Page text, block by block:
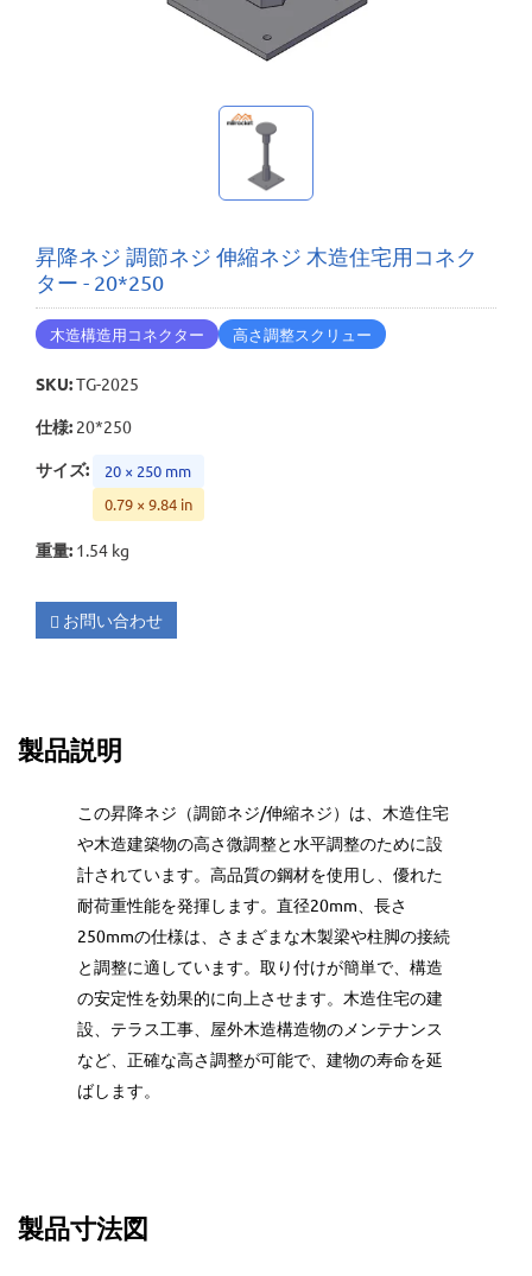
昇降ネジ 調節ネジ 伸縮ネジ 木造住宅用コネク
ター - 20*250
木造構造用コネクター 高さ調整スクリュー
SKU:TG-2025
仕様: 20*250
サイズ:
20 × 250 mm
0.79 × 9.84 in
重量: 1.54 kg
お問い合わせ
製品説明
この昇降ネジ（調節ネジ/伸縮ネジ）は、木造住宅
や木造建築物の高さ微調整と水平調整のために設
計されています。高品質の鋼材を使用し、優れた
耐荷重性能を発揮します。直径20mm、長さ
250mmの仕様は、さまざまな木製梁や柱脚の接続
と調整に適しています。取り付けが簡単で、構造
の安定性を効果的に向上させます。木造住宅の建
設、テラス工事、屋外木造構造物のメンテナンス
など、正確な高さ調整が可能で、建物の寿命を延
ばします。
製品寸法図